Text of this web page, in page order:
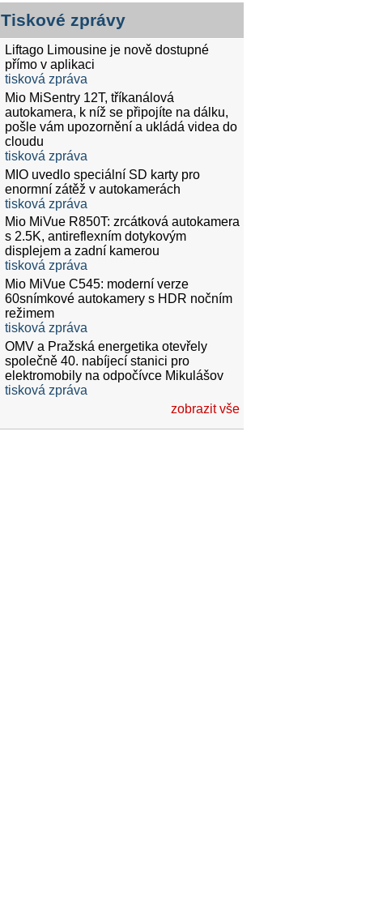
Tiskové zprávy
Liftago Limousine je nově dostupné
přímo v aplikaci
tisková zpráva
Mio MiSentry 12T, tříkanálová
autokamera, k níž se připojíte na dálku,
pošle vám upozornění a ukládá videa do
cloudu
tisková zpráva
MIO uvedlo speciální SD karty pro
enormní zátěž v autokamerách
tisková zpráva
Mio MiVue R850T: zrcátková autokamera
s 2.5K, antireflexním dotykovým
displejem a zadní kamerou
tisková zpráva
Mio MiVue C545: moderní verze
60snímkové autokamery s HDR nočním
režimem
tisková zpráva
OMV a Pražská energetika otevřely
společně 40. nabíjecí stanici pro
elektromobily na odpočívce Mikulášov
tisková zpráva
zobrazit vše